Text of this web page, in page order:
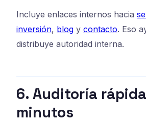
Incluye enlaces internos hacia
inversión, blog y contacto. Eso
distribuye autoridad interna.
6. Auditoría
minutos